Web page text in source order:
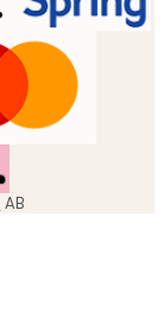
AB